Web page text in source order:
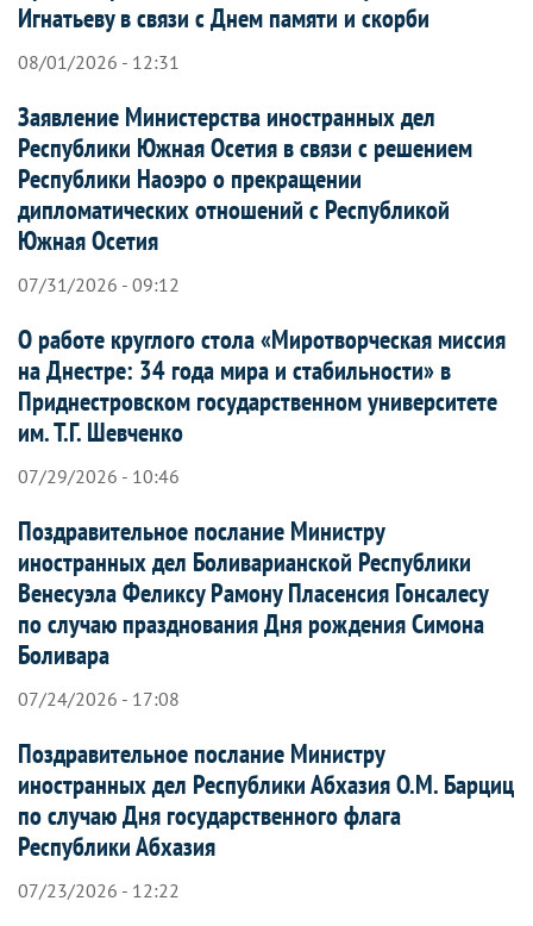
Игнатьеву в связи с Днем памяти и скорби
08/01/2026 - 12:31
Заявление Министерства иностранных дел
Республики Южная Осетия в связи с решением
Республики Наоэро о прекращении
дипломатических отношений с Республикой
Южная Осетия
07/31/2026 - 09:12
О работе круглого стола «Миротворческая миссия
на Днестре: 34 года мира и стабильности» в
Приднестровском государственном университете
им. Т.Г. Шевченко
07/29/2026 - 10:46
Поздравительное послание Министру
иностранных дел Боливарианской Республики
Венесуэла Феликсу Рамону Пласенсия Гонсалесу
по случаю празднования Дня рождения Симона
Боливара
07/24/2026 - 17:08
Поздравительное послание Министру
иностранных дел Республики Абхазия О.М. Барциц
по случаю Дня государственного флага
Республики Абхазия
07/23/2026 - 12:22